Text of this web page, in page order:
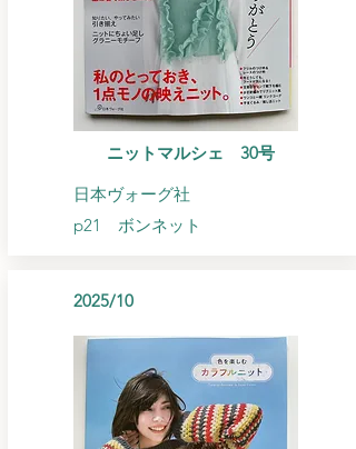
ニットマルシェ​ 30号
日本ヴォーグ社
p21 ​ボンネット
2025/10